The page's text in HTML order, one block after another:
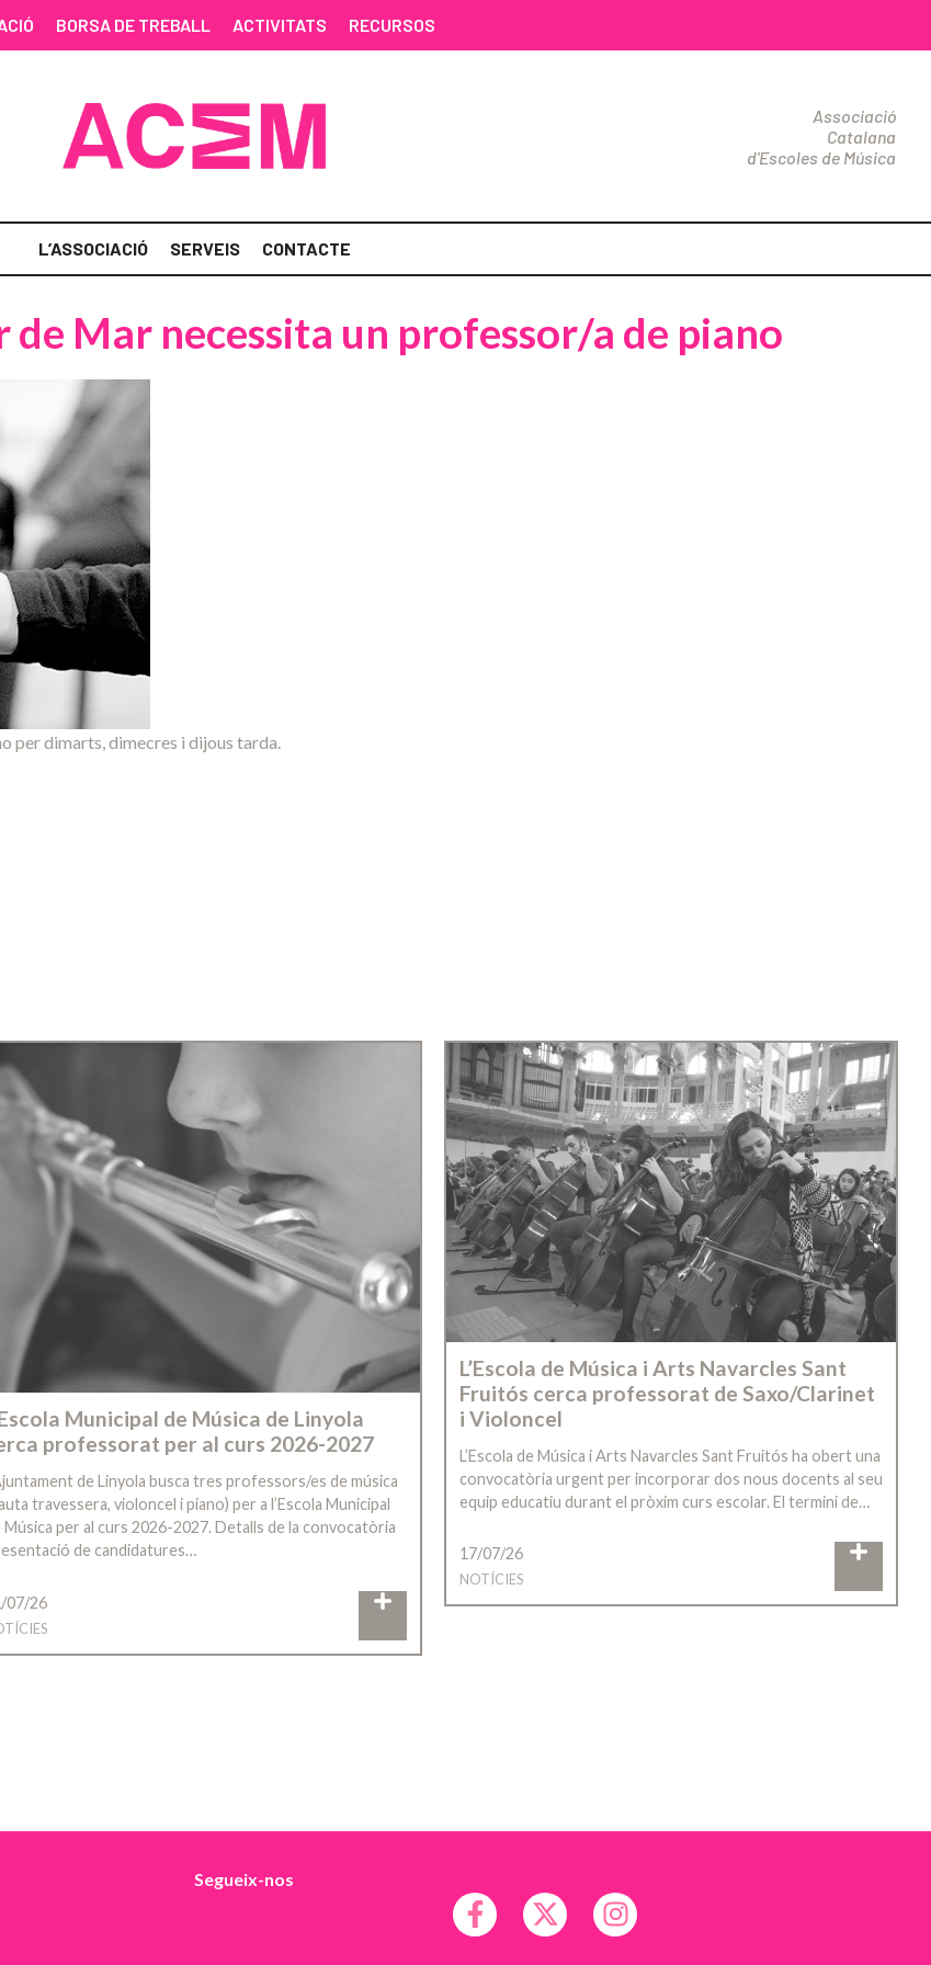
BORSA DE TREBALL ACTIVITATS RECURSOS
Associació
Catalana
d'Escoles de Música
L’ASSOCIACIÓ SERVEIS CONTACTE
de Mar necessita un professor/a de piano
per dimarts, dimecres i dijous tarda.
Municipal de Música de Linyola
professorat per al curs 2026-2027
de Linyola busca tres professors/es de música
travessera, violoncel i piano) per a l’Escola Municipal
Música per al curs 2026-2027. Detalls de la convocatòria
de candidatures…
07/26
L’Escola de Música i Arts Navarcles Sant
Fruitós cerca professorat de Saxo/Clarinet
i Violoncel
L’Escola de Música i Arts Navarcles Sant Fruitós ha obert una
convocatòria urgent per incorporar dos nous docents al seu
equip educatiu durant el pròxim curs escolar. El termini de…
17/07/26
NOTÍCIES
Segueix-nos